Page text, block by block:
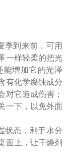
到来前，可用
一样轻柔的把光
能增加它的光泽
有化学腐蚀成分
对它造成伤害；
一下，以免外面
态，利于水分
面上，让干燥剂